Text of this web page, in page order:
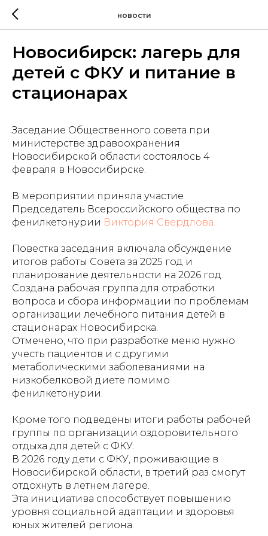
новости
Новосибирск: лагерь для
детей с ФКУ и питание в
стационарах
Заседание Общественного совета при
министерстве здравоохранения
Новосибирской области состоялось 4
февраля в Новосибирске.
В мероприятии приняла участие
Председатель Всероссийского общества по
фенилкетонурии Виктория Свердлова.
Повестка заседания включала обсуждение
итогов работы Совета за 2025 год и
планирование деятельности на 2026 год.
Создана рабочая группа для отработки
вопроса и сбора информации по проблемам
организации лечебного питания детей в
стационарах Новосибирска.
Отмечено, что при разработке меню нужно
учесть пациентов и с другими
метаболическими заболеваниями на
низкобелковой диете помимо
фенилкетонурии.
Кроме того подведены итоги работы рабочей
группы по организации оздоровительного
отдыха для детей с ФКУ.
В 2026 году дети с ФКУ, проживающие в
Новосибирской области, в третий раз смогут
отдохнуть в летнем лагере.
Эта инициатива способствует повышению
уровня социальной адаптации и здоровья
юных жителей региона.